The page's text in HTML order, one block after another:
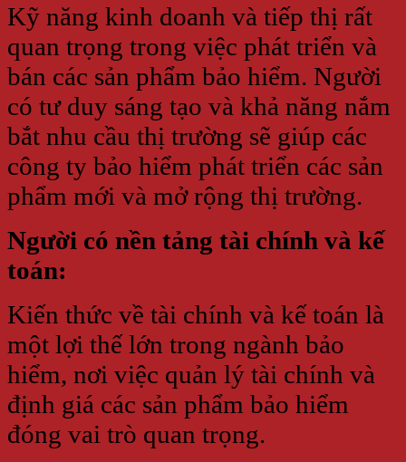
Kỹ năng kinh doanh và tiếp thị rất
quan trọng trong việc phát triển và
bán các sản phẩm bảo hiểm. Người
có tư duy sáng tạo và khả năng nắm
bắt nhu cầu thị trường sẽ giúp các
công ty bảo hiểm phát triển các sản
phẩm mới và mở rộng thị trường.
Người có nền tảng tài chính và kế
toán:
Kiến thức về tài chính và kế toán là
một lợi thế lớn trong ngành bảo
hiểm, nơi việc quản lý tài chính và
định giá các sản phẩm bảo hiểm
đóng vai trò quan trọng.